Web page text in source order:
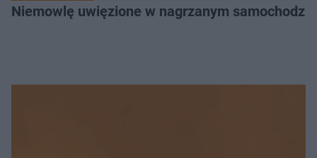
Niemowlę uwięzione w nagrzanym